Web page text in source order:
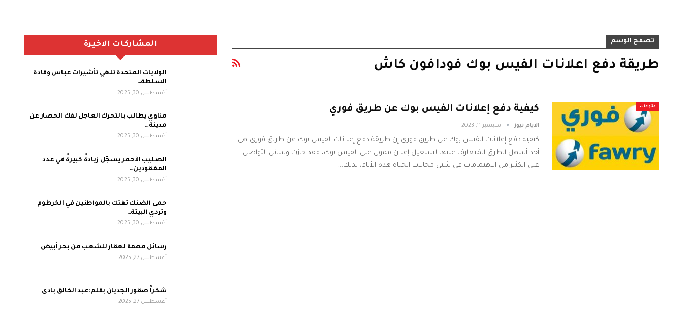
تصفح الوسم
طريقة دفع اعلانات الفيس بوك فودافون كاش
منوعات كيفية دفع إعلانات الفيس بوك عن طريق فوري
الايام نيوز سبتمبر 11, 2023
كيفية دفع إعلانات الفيس بوك عن طريق فوري إن طريقة دفع إعلانات الفيس بوك عن طريق فوري هي
أحد أسهل الطرق المُتعارف عليها لتشغيل إعلان ممول على الفيس بوك، فقد حازت وسائل التواصل
على الكثير من الاهتمامات في شتى مجالات الحياة هذه الأيام، لذلك…
المشاركات الاخيرة
الولايات المتحدة تلغي تأشيرات عباس وقادة
السلطة…
أغسطس 30, 2025
مناوي يطالب بالتحرك العاجل لفك الحصار عن
مدينة…
أغسطس 30, 2025
الصليب الأحمر يسجّل زيادةً كبيرةً في عدد
المفقودين…
أغسطس 30, 2025
حمى الضنك تفتك بالمواطنين في الخرطوم
وتردي البيئة…
أغسطس 30, 2025
رسائل مهمة لعقار للشعب من بحر أبيض
أغسطس 27, 2025
شكراً صقور الجديان بقلم:عبد الخالق بادى
أغسطس 27, 2025